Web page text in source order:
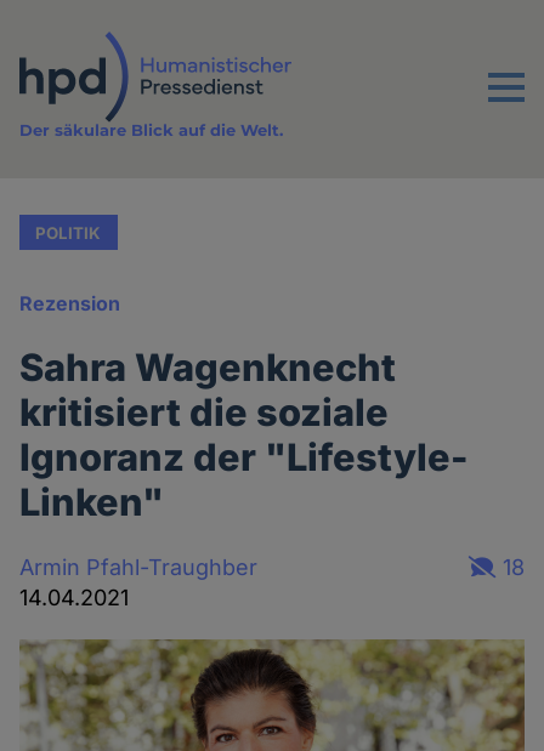
Inhalt
Menu
Der säkulare Blick auf die Welt.
POLITIK
Rezension
Sahra Wagenknecht
kritisiert die soziale
Ignoranz der "Lifestyle-
Linken"
Armin Pfahl-Traughber
14.04.2021
18